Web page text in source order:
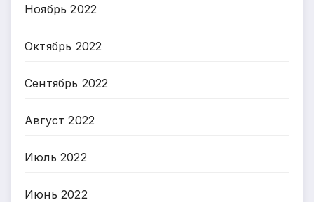
Ноябрь 2022
Октябрь 2022
Сентябрь 2022
Август 2022
Июль 2022
Июнь 2022